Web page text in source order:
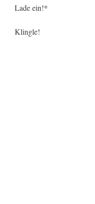
Lade ein!*
Klingle!